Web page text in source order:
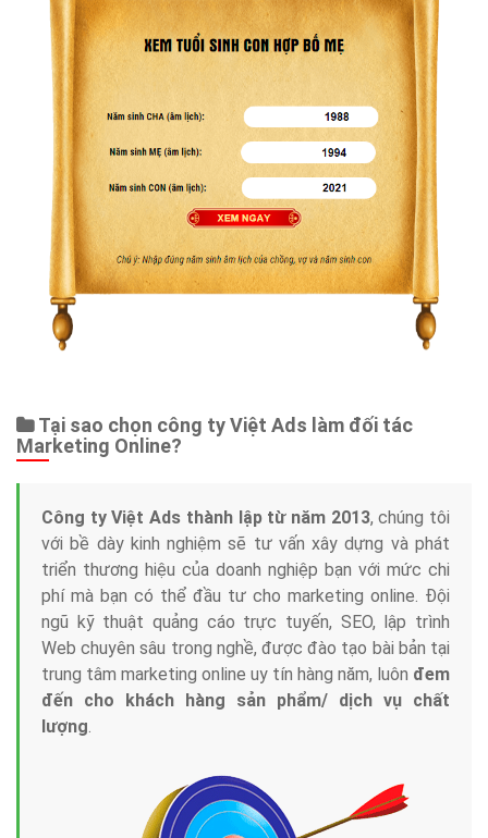
Tại sao chọn công ty Việt Ads làm đối tác
Marketing Online?
Công ty Việt Ads thành lập từ năm 2013, chúng tôi
với bề dày kinh nghiệm sẽ tư vấn xây dựng và phát
triển thương hiệu của doanh nghiệp bạn với mức chi
phí mà bạn có thể đầu tư cho marketing online. Đội
ngũ kỹ thuật quảng cáo trực tuyến, SEO, lập trình
Web chuyên sâu trong nghề, được đào tạo bài bản tại
trung tâm marketing online uy tín hàng năm, luôn đem
đến cho khách hàng sản phẩm/ dịch vụ chất
lượng.